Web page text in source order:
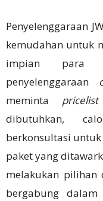
Penyelenggaraan
kemudahan untuk
impian para
penyelenggaraan
meminta pricelist
dibutuhkan,
berkonsultasi
paket yang
melakukan
bergabung